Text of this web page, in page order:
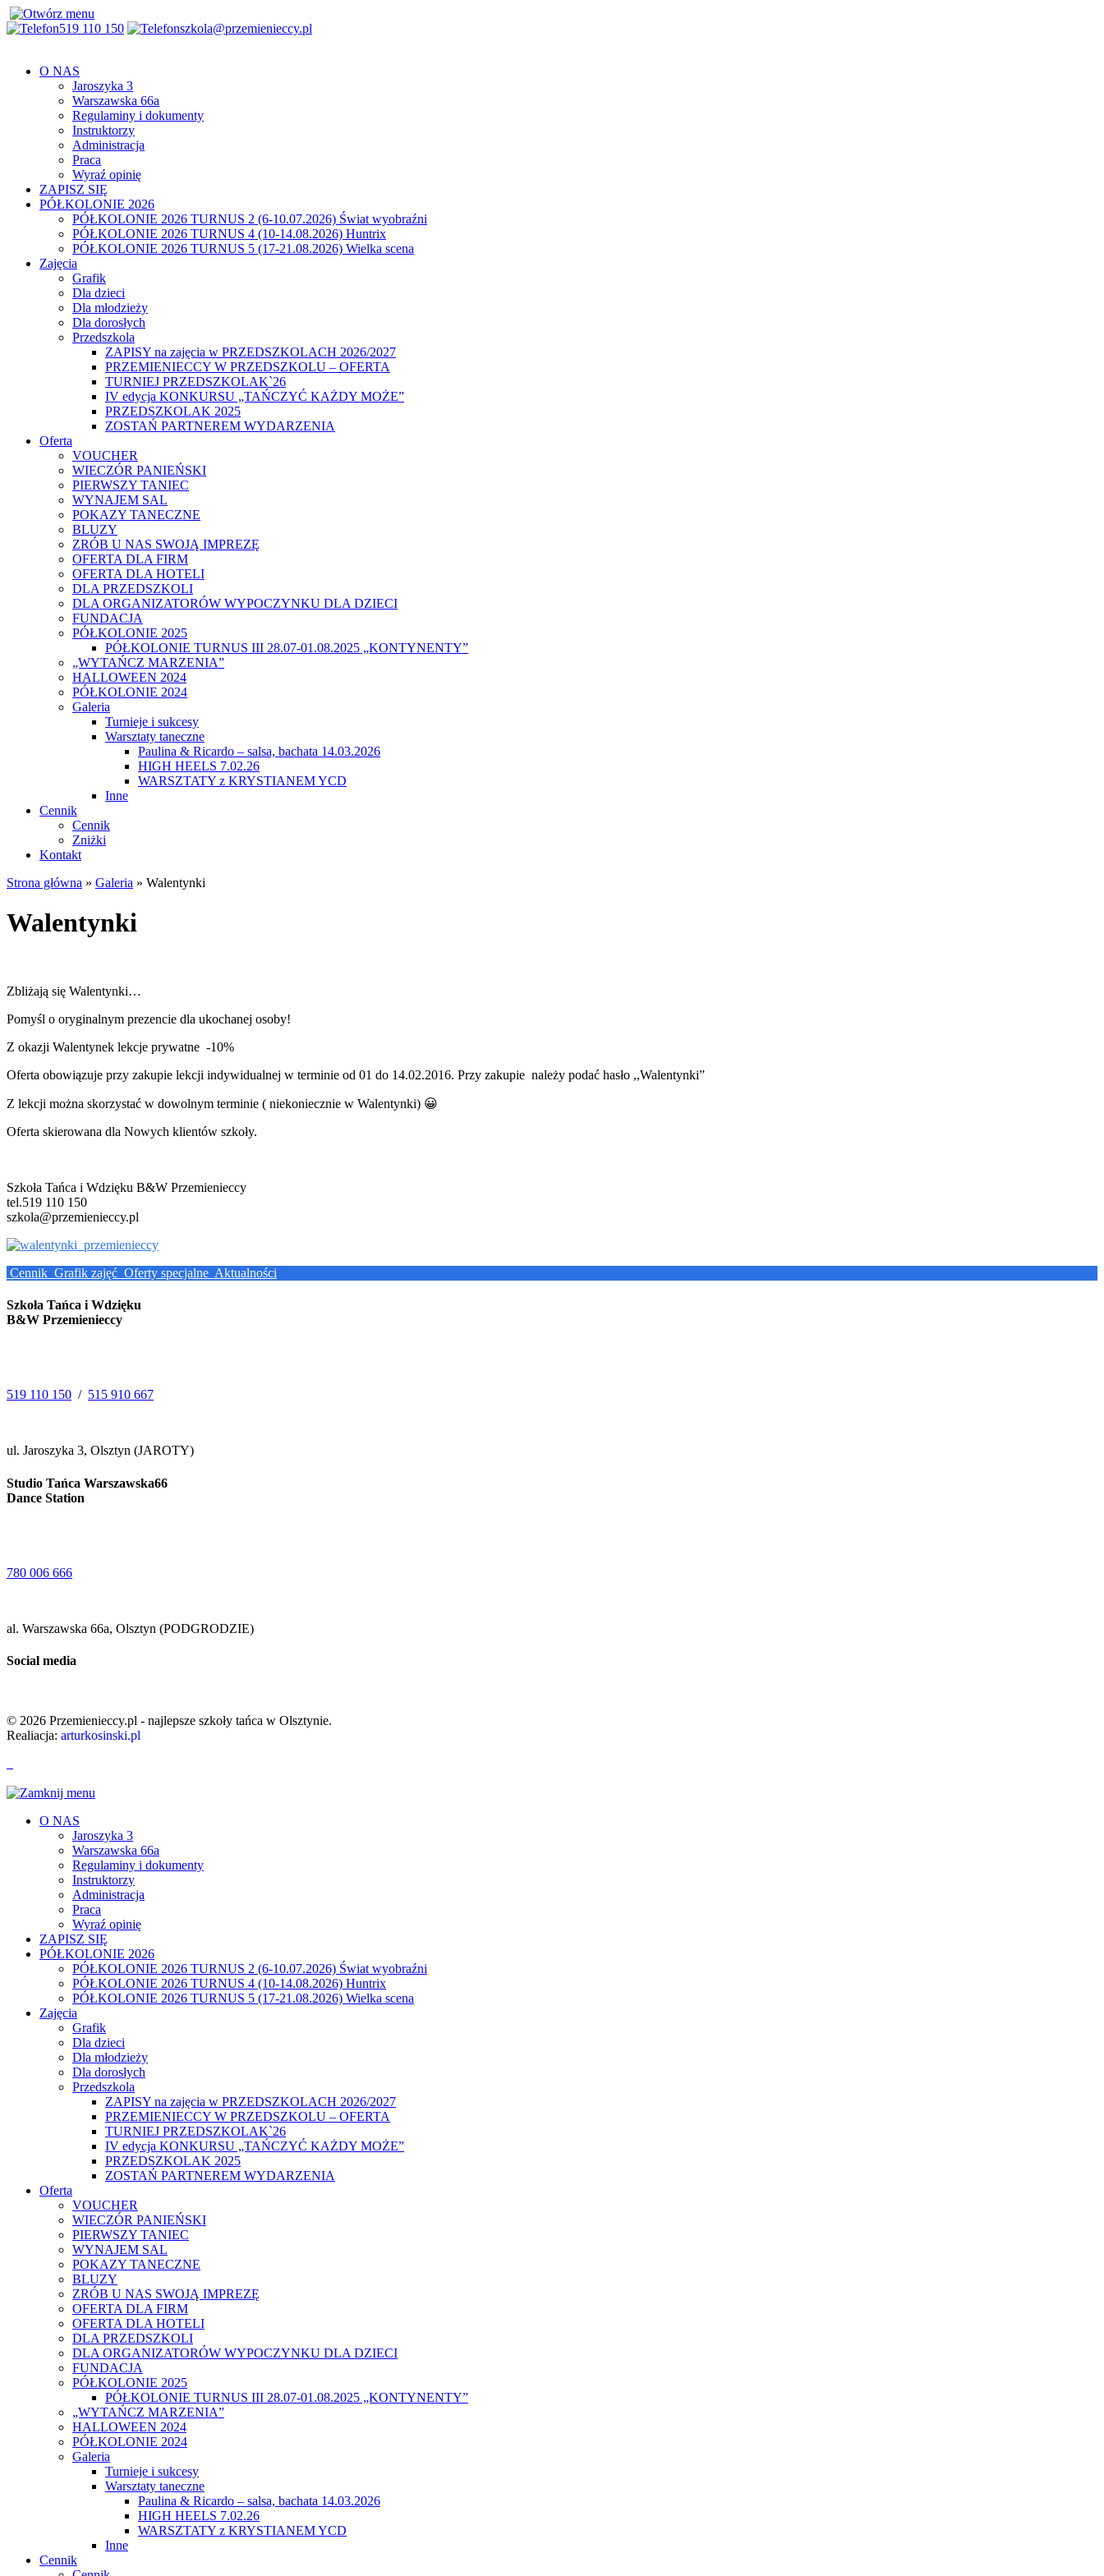
519 110 150 szkola@przemienieccy.pl
O NAS
Jaroszyka 3
Warszawska 66a
Regulaminy i dokumenty
Instruktorzy
Administracja
Praca
Wyraź opinię
ZAPISZ SIĘ
PÓŁKOLONIE 2026
PÓŁKOLONIE 2026 TURNUS 2 (6-10.07.2026) Świat wyobraźni
PÓŁKOLONIE 2026 TURNUS 4 (10-14.08.2026) Huntrix
PÓŁKOLONIE 2026 TURNUS 5 (17-21.08.2026) Wielka scena
Zajęcia
Grafik
Dla dzieci
Dla młodzieży
Dla dorosłych
Przedszkola
ZAPISY na zajęcia w PRZEDSZKOLACH 2026/2027
PRZEMIENIECCY W PRZEDSZKOLU – OFERTA
TURNIEJ PRZEDSZKOLAK`26
IV edycja KONKURSU „TAŃCZYĆ KAŻDY MOŻE”
PRZEDSZKOLAK 2025
ZOSTAŃ PARTNEREM WYDARZENIA
Oferta
VOUCHER
WIECZÓR PANIEŃSKI
PIERWSZY TANIEC
WYNAJEM SAL
POKAZY TANECZNE
BLUZY
ZRÓB U NAS SWOJĄ IMPREZĘ
OFERTA DLA FIRM
OFERTA DLA HOTELI
DLA PRZEDSZKOLI
DLA ORGANIZATORÓW WYPOCZYNKU DLA DZIECI
FUNDACJA
PÓŁKOLONIE 2025
PÓŁKOLONIE TURNUS III 28.07-01.08.2025 „KONTYNENTY”
„WYTAŃCZ MARZENIA”
HALLOWEEN 2024
PÓŁKOLONIE 2024
Galeria
Turnieje i sukcesy
Warsztaty taneczne
Paulina & Ricardo – salsa, bachata 14.03.2026
HIGH HEELS 7.02.26
WARSZTATY z KRYSTIANEM YCD
Inne
Cennik
Cennik
Zniżki
Kontakt
Strona główna » Galeria » Walentynki
Walentynki
Zbliżają się Walentynki…
Pomyśl o oryginalnym prezencie dla ukochanej osoby!
Z okazji Walentynek lekcje prywatne -10%
Oferta obowiązuje przy zakupie lekcji indywidualnej w terminie od 01 do 14.02.2016. Przy zakupie należy podać hasło ,,Walentynki”
Z lekcji można skorzystać w dowolnym terminie ( niekoniecznie w Walentynki) 😀
Oferta skierowana dla Nowych klientów szkoły.
Szkoła Tańca i Wdzięku B&W Przemienieccy
tel.519 110 150
szkola@przemienieccy.pl
Cennik Grafik zajęć Oferty specjalne Aktualności
Szkoła Tańca i Wdzięku
B&W Przemienieccy
519 110 150 / 515 910 667
ul. Jaroszyka 3, Olsztyn (JAROTY)
Studio Tańca Warszawska66
Dance Station
780 006 666
al. Warszawska 66a, Olsztyn (PODGRODZIE)
Social media
© 2026 Przemienieccy.pl - najlepsze szkoły tańca w Olsztynie.
Realiacja: arturkosinski.pl
O NAS
Jaroszyka 3
Warszawska 66a
Regulaminy i dokumenty
Instruktorzy
Administracja
Praca
Wyraź opinię
ZAPISZ SIĘ
PÓŁKOLONIE 2026
PÓŁKOLONIE 2026 TURNUS 2 (6-10.07.2026) Świat wyobraźni
PÓŁKOLONIE 2026 TURNUS 4 (10-14.08.2026) Huntrix
PÓŁKOLONIE 2026 TURNUS 5 (17-21.08.2026) Wielka scena
Zajęcia
Grafik
Dla dzieci
Dla młodzieży
Dla dorosłych
Przedszkola
ZAPISY na zajęcia w PRZEDSZKOLACH 2026/2027
PRZEMIENIECCY W PRZEDSZKOLU – OFERTA
TURNIEJ PRZEDSZKOLAK`26
IV edycja KONKURSU „TAŃCZYĆ KAŻDY MOŻE”
PRZEDSZKOLAK 2025
ZOSTAŃ PARTNEREM WYDARZENIA
Oferta
VOUCHER
WIECZÓR PANIEŃSKI
PIERWSZY TANIEC
WYNAJEM SAL
POKAZY TANECZNE
BLUZY
ZRÓB U NAS SWOJĄ IMPREZĘ
OFERTA DLA FIRM
OFERTA DLA HOTELI
DLA PRZEDSZKOLI
DLA ORGANIZATORÓW WYPOCZYNKU DLA DZIECI
FUNDACJA
PÓŁKOLONIE 2025
PÓŁKOLONIE TURNUS III 28.07-01.08.2025 „KONTYNENTY”
„WYTAŃCZ MARZENIA”
HALLOWEEN 2024
PÓŁKOLONIE 2024
Galeria
Turnieje i sukcesy
Warsztaty taneczne
Paulina & Ricardo – salsa, bachata 14.03.2026
HIGH HEELS 7.02.26
WARSZTATY z KRYSTIANEM YCD
Inne
Cennik